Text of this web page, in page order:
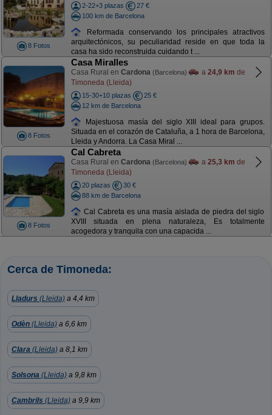
8 Fotos
2-22+3 plazas
27 €
100 km de Barcelona
Reformada conservando los principales atractivos
arquitectónicos, su peculiaridad reside en que toda la
casa ha sido reconstruida cuidando t ...
8 Fotos
Casa Miralles
Casa Rural en Cardona (Barcelona) a 24,9 km de
Timoneda (Lleida)
15-30+10 plazas
25 €
12 km de Barcelona
Majestuosa masía del siglo XIII ideal para grupos.
Situada en el corazón de Cataluña, a 1 hora de Barcelona,
Lleida y Andorra. La Casa Miral ...
8 Fotos
Cal Cabreta
Casa Rural en Cardona (Barcelona) a 25,3 km de
Timoneda (Lleida)
20 plazas
30 €
88 km de Barcelona
Cal Cabreta es una masía aislada de piedra del siglo
XVIII situada en plena naturaleza, Es totalmente
acogedora y tranquila con una capacida ...
Cerca de Timoneda:
Lladurs (Lleida) a 4,4 km
Odèn (Lleida) a 6,6 km
Clara (Lleida) a 8,1 km
Solsona (Lleida) a 9,8 km
Cambrils (Lleida) a 9,9 km